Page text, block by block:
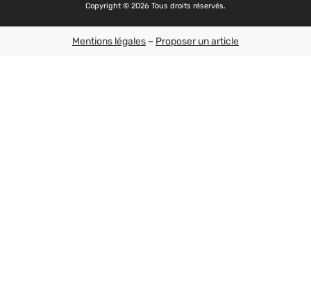
Copyright © 2026 Tous droits réservés.
Mentions légales – Proposer un article